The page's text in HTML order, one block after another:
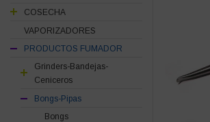
COSECHA
VAPORIZADORES
PRODUCTOS FUMADOR
Grinders-Bandejas-
Ceniceros
Bongs-Pipas
Bongs